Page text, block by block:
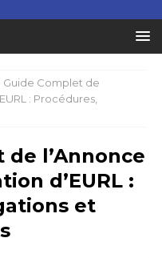
Guide Complet de
: Procédures,
de l’Annonce
d’EURL :
et